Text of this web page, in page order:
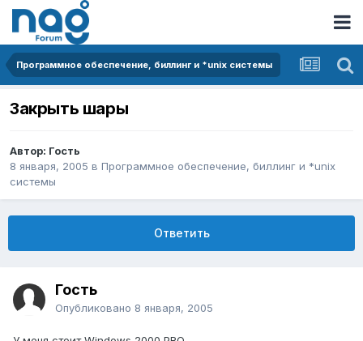
Программное обеспечение, биллинг и *unix системы
Закрыть шары
Автор: Гость
8 января, 2005 в Программное обеспечение, биллинг и *unix
системы
Ответить
Гость
Опубликовано 8 января, 2005